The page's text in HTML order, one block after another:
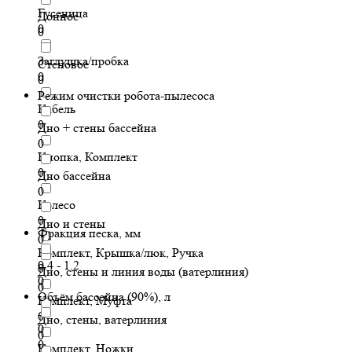
Гусеница
0
Заглушка/пробка
0
Кабель
0
Кнопка, Комплект
0
Колесо
0
Комплект, Крышка/люк, Ручка
0
Комплект, Муфта
0
Комплект, Ножки
Донное
0
Стеновое
0
Режим очистки робота-пылесоса
Дно + стены бассейна
0
Дно бассейна
0
Дно и стены
0
Дно, стены и линия воды (ватерлиния)
0
Дно, стены, ватерлиния
0
Фракция песка, мм
0.4 - 1.2
0
Объём бассейна (90%), л
0
0